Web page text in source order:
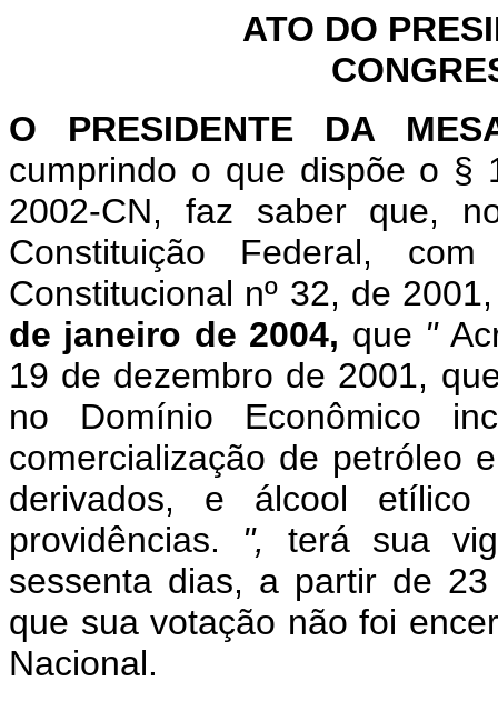
ATO DO
O PRESIDENTE DA
cumprindo o que dispõe o §
2002-CN, faz saber que,
Constituição Federal,
Constitucional nº 32, de
de janeiro de 2004, que "
19 de dezembro de 2001,
no Domínio Econômico
comercialização de petróleo
derivados, e álcool
providências. ", terá sua
sessenta dias, a partir de
que sua votação não foi
Nacional.